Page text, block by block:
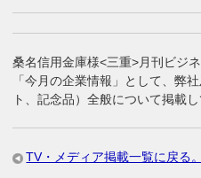
桑名信用金庫様<三重>月刊ビジ
「今月の企業情報」として、弊
ト、記念品）全般について掲載し
TV・メディア掲載一覧に戻る。